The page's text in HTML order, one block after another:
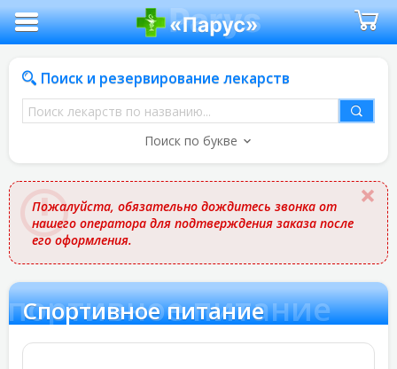
Поиск и резервирование лекарств
Поиск
лекарств
названию
Поиск по букве
Пожалуйста, обязательно дождитесь звонка от
нашего оператора для подтверждения заказа после
его оформления.
питание
Спортивное питание